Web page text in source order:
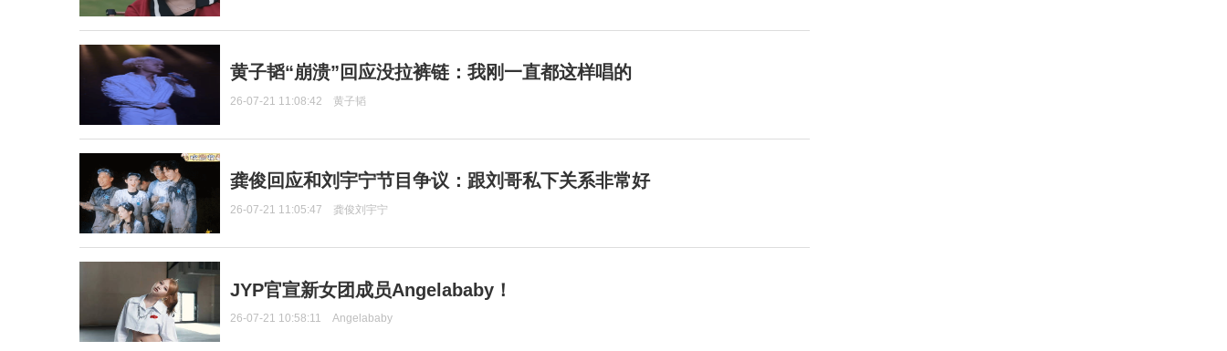
黄子韬“崩溃”回应没拉裤链：我刚一直都这样唱的
26-07-21 11:08:42 黄子韬
龚俊回应和刘宇宁节目争议：跟刘哥私下关系非常好
26-07-21 11:05:47 龚俊刘宇宁
JYP官宣新女团成员Angelababy！
26-07-21 10:58:11 Angelababy